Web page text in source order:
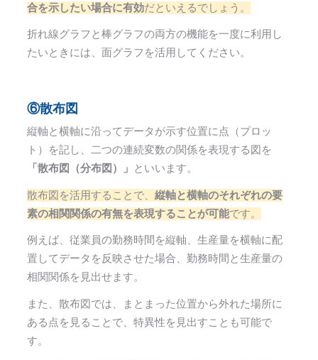
合を示したい場合に有効だといえるでしょう。
折れ線グラフと棒グラフの両方の機能を一度に利用し
たいときには、面グラフを活用してください。
⑥散布図
縦軸と横軸に沿ってデータが示す位置に点（プロッ
ト）を記し、二つの連続変数の関係を表現する図を
「散布図（分布図）」 といいます。
散布図を活用することで、 縦軸と横軸のそれぞれの要
素の相関関係の有無を表現することが可能です。
例えば、従業員の勤務時間を縦軸、生産量を横軸に配
置してデータを反映させた場合、勤務時間と生産量の
相関関係を見出せます。
また、散布図では、まとまった位置から外れた場所に
ある点を見ることで、特異性を見出すことも可能で
す。